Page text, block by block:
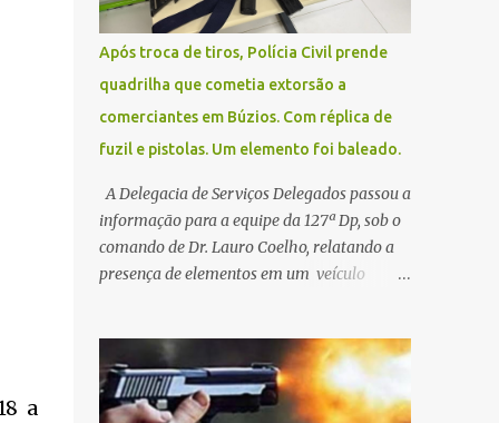
a
situação climática que foge ao controle da
administração pública.
Após troca de tiros, Polícia Civil prende
quadrilha que cometia extorsão a
comerciantes em Búzios. Com réplica de
fuzil e pistolas. Um elemento foi baleado.
A Delegacia de Serviços Delegados passou a
informação para a equipe da 127ª Dp, sob o
comando de Dr. Lauro Coelho, relatando a
presença de elementos em um veículo
Búzios, na manhã de sexta feira (05). De
posse da placa do carro, a equipe da Civil
conseguiu aborda los na Estrada de Guriri